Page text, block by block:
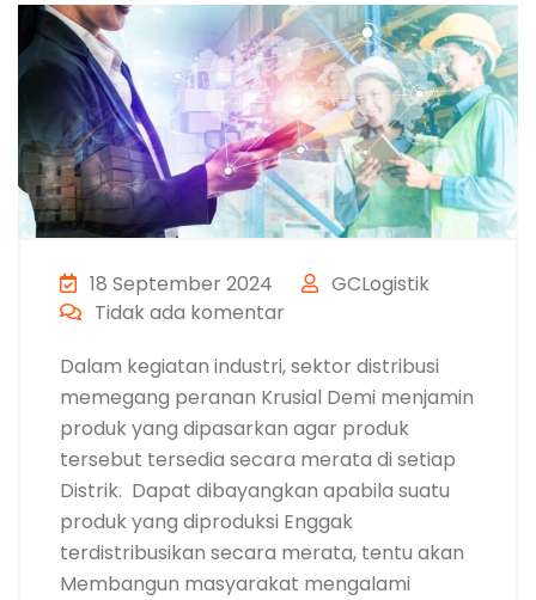
18 September 2024
GCLogistik
Tidak ada komentar
Dalam kegiatan industri, sektor distribusi
memegang peranan Krusial Demi menjamin
produk yang dipasarkan agar produk
tersebut tersedia secara merata di setiap
Distrik. Dapat dibayangkan apabila suatu
produk yang diproduksi Enggak
terdistribusikan secara merata, tentu akan
Membangun masyarakat mengalami